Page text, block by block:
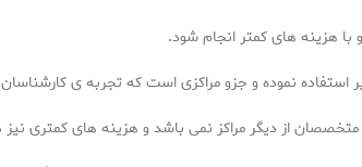
هزینه های کمتر انجام شود.
استفاده نموده و جزو مراکزی است که تجربه ی
از دیگر مراکز نمی باشد و هزینه های کمتری